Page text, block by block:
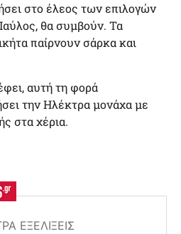
στο έλεος των επιλογών
θα συμβούν. Τα
παίρνουν σάρκα και
αυτή τη φορά
την Ηλέκτρα μονάχα με
στα χέρια.
ΕΞΕΛΊΞΕΙΣ